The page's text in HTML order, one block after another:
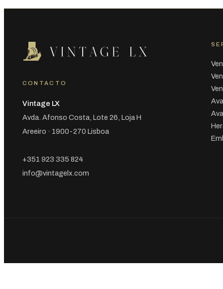
CONTACTO
Vintage LX
Avda. Afonso Costa, Lote 26, Loja H
Areeiro · 1900-270 Lisboa
+351 923 335 824
info@vintagelx.com